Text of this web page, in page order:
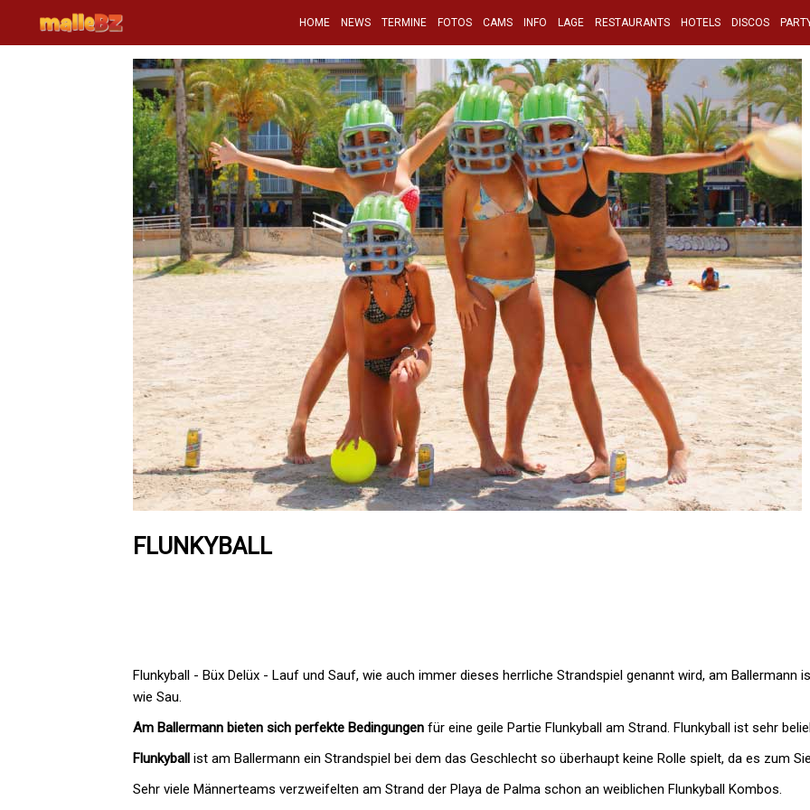
HOME NEWS TERMINE FOTOS CAMS INFO LAGE RESTAURANTS HOTELS DISCOS
FLUNKYBALL
Flunkyball - Büx Delüx - Lauf und Sauf, wie auch immer dieses herrliche Strandspiel genannt wird, am Ballermann
wie Sau.
Am Ballermann bieten sich perfekte Bedingungen für eine geile Partie Flunkyball am Strand. Flunkyball ist sehr
Flunkyball ist am Ballermann ein Strandspiel bei dem das Geschlecht so überhaupt keine Rolle spielt, da es zum
Sehr viele Männerteams verzweifelten am Strand der Playa de Palma schon an weiblichen Flunkyball Kombos.